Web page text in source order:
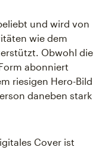
und wird von
wie dem
Obwohl die
abonniert
riesigen Hero-Bild
daneben stark
Cover ist